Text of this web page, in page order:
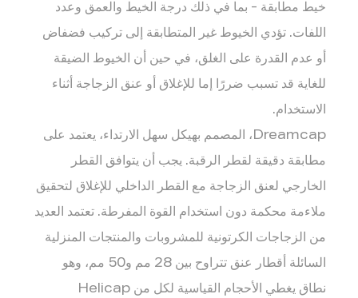
خيط مطابقة - بما في ذلك درجة الخيط والعمق وعدد
اللفات. تؤدي الخيوط غير المتطابقة إلى تركيب فضفاض
أو عدم القدرة على الغلق، في حين أن الخيوط الضيقة
للغاية قد تسبب ضررًا إما للإغلاق أو عنق الزجاجة أثناء
الاستخدام.
Dreamcap، المصمم بهيكل سهل الارتداء، يعتمد على
مطابقة دقيقة لقطر الرقبة. يجب أن يتوافق القطر
الخارجي لعنق الزجاجة مع القطر الداخلي للإغلاق لتحقيق
ملاءمة محكمة دون استخدام القوة المفرطة. تعتمد العديد
من الزجاجات الكرتونية للمشروبات والمنتجات المنزلية
السائلة أقطار عنق تتراوح بين 28 مم و50 مم، وهو
نطاق يغطي الأحجام القياسية لكل من Helicap